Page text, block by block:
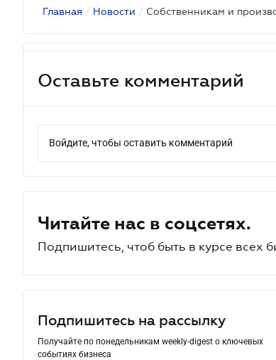
Главная / Новости /
Оставьте комментарий
Войдите, чтобы оставить комментарий
Читайте нас в соцсетях.
Подпишитесь, чтоб быть в курсе всех
Подпишитесь на рассылку
Получайте по понедельникам weekly-digest о ключевых
событиях бизнеса